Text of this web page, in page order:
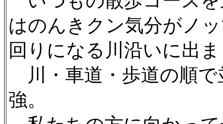
はのんきクン気分がノ
回りになる川沿いに出
川・車道・歩道の順で
強。